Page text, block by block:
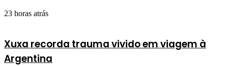
23 horas atrás
Xuxa recorda trauma vivido em viagem à
Argentina